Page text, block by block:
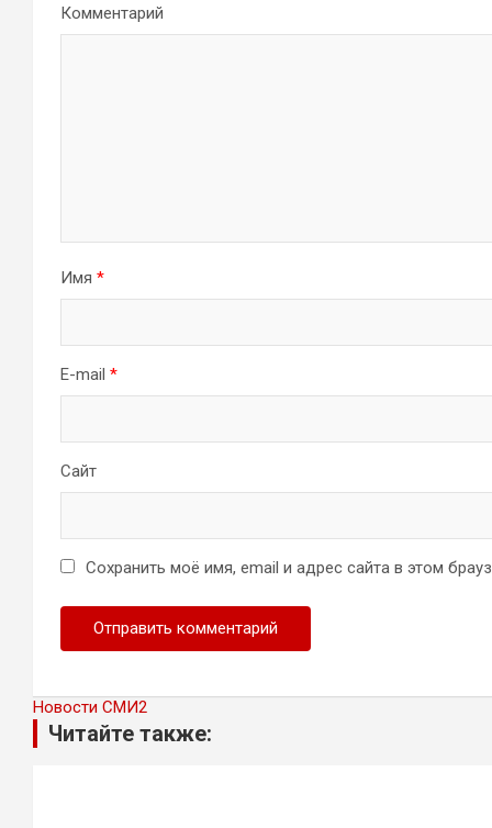
Комментарий
Имя *
E-mail *
Сайт
Сохранить моё имя, email и адрес сайта в этом
Новости СМИ2
Читайте также: